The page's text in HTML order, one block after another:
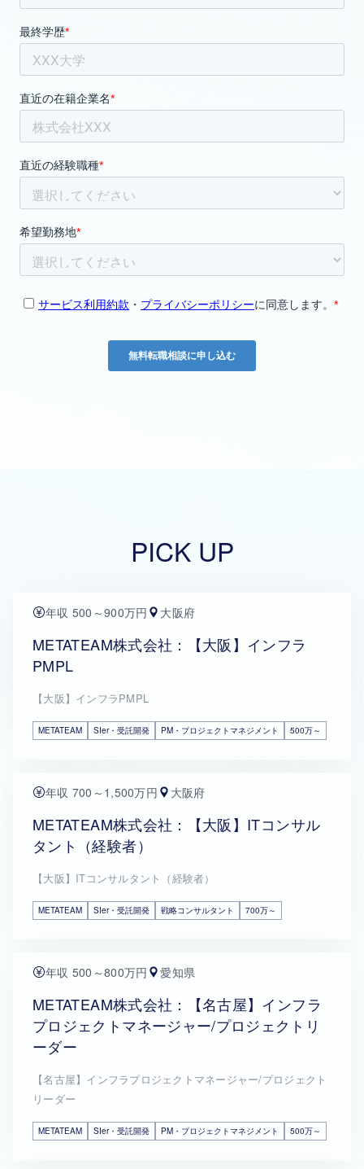
PICK UP
年収 500～900万円 大阪府
METATEAM株式会社：【大阪】インフラ
PMPL
【大阪】インフラPMPL
METATEAM SIer・受託開発 PM・プロジェクトマネジメント 500万～
年収 700～1,500万円 大阪府
METATEAM株式会社：【大阪】ITコンサル
タント（経験者）
【大阪】ITコンサルタント（経験者）
METATEAM SIer・受託開発 戦略コンサルタント 700万～
年収 500～800万円 愛知県
METATEAM株式会社：【名古屋】インフラ
プロジェクトマネージャー/プロジェクトリ
ーダー
【名古屋】インフラプロジェクトマネージャー/プロジェクト
リーダー
METATEAM SIer・受託開発 PM・プロジェクトマネジメント 500万～